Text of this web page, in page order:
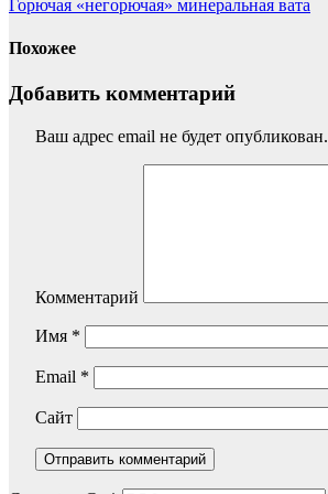
Горючая «негорючая» минеральная вата
Похожее
Добавить комментарий
Ваш адрес email не будет опубликован.
Комментарий
Имя *
Email *
Сайт